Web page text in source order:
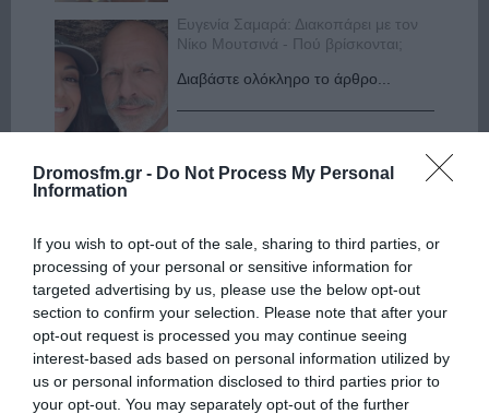
Dromosfm.gr - Do Not Process My Personal
Information
If you wish to opt-out of the sale, sharing to third parties, or
processing of your personal or sensitive information for
targeted advertising by us, please use the below opt-out
section to confirm your selection. Please note that after your
opt-out request is processed you may continue seeing
interest-based ads based on personal information utilized by
us or personal information disclosed to third parties prior to
your opt-out. You may separately opt-out of the further
Ευγενία Σαμαρά: Διακοπάρει με τον
Νίκο Μουτσινά - Πού βρίσκονται;
Διαβάστε ολόκληρο το άρθρο...
Δούκισσα Νομικού: Από τη Μύκονο
«πετάχτηκε» στη Γαλλική Πολυνησία!